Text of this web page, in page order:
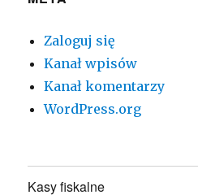
Zaloguj się
Kanał wpisów
Kanał komentarzy
WordPress.org
Kasy fiskalne